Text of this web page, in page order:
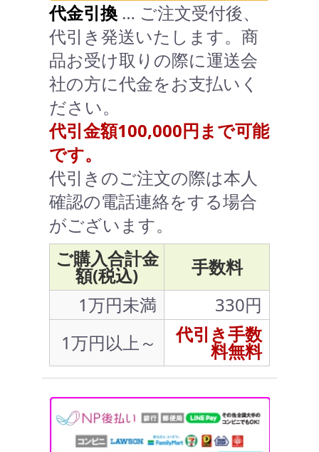
代金引換 … ご注文受付後、
代引き発送いたします。商
品お受け取りの際に運送会
社の方に代金をお支払いく
ださい。
代引金額100,000円まで可能
です。
代引きのご注文の際は本人
確認の電話連絡をする場合
がございます。
ご購入合計金
額(税込)
手数料
1万円未満
330円
1万円以上～
代引き手数
料無料